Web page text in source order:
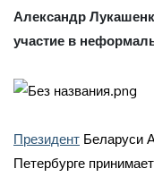
Александр
участие в
Президент Беларуси
Петербурге